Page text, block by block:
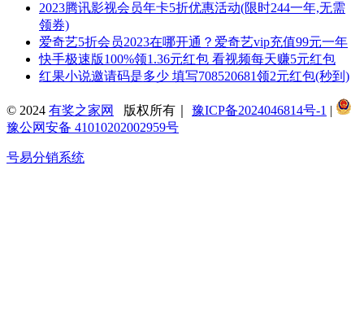
2023腾讯影视会员年卡5折优惠活动(限时244一年,无需
领券)
爱奇艺5折会员2023在哪开通？爱奇艺vip充值99元一年
快手极速版100%领1.36元红包 看视频每天赚5元红包
红果小说邀请码是多少 填写708520681领2元红包(秒到)
© 2024 有奖之家网 版权所有｜ 豫ICP备2024046814号-1 |
豫公网安备 41010202002959号
号易分销系统